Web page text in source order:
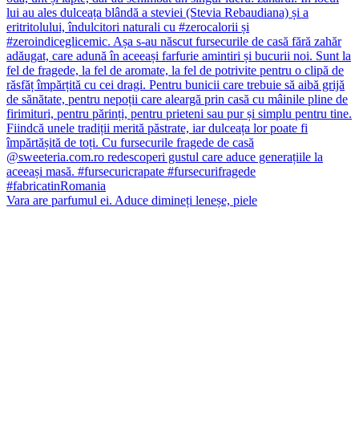
Vara are parfumul ei. Aduce dimineți leneșe, piele